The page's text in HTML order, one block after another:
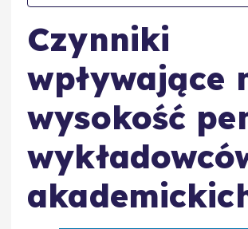
Czynniki
wpływające
wysokość